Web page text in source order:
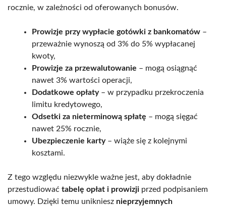
rocznie, w zależności od oferowanych bonusów.
Prowizje przy wypłacie gotówki z bankomatów –
przeważnie wynoszą od 3% do 5% wypłacanej
kwoty,
Prowizje za przewalutowanie – mogą osiągnąć
nawet 3% wartości operacji,
Dodatkowe opłaty– w przypadku przekroczenia
limitu kredytowego,
Odsetki za nieterminową spłatę – mogą sięgać
nawet 25% rocznie,
Ubezpieczenie karty– wiąże się z kolejnymi
kosztami.
Z tego względu niezwykle ważne jest, aby dokładnie
przestudiować tabelę opłat i prowizji przed podpisaniem
umowy. Dzięki temu unikniesz nieprzyjemnych